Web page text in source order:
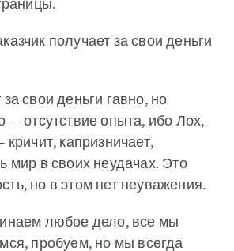
получает за свои деньги
свои деньги гавно, но
— отсутствие опыта, ибо Лох,
кричит, капризничает,
мир в своих неудачах. Это
но в этом нет неуважения.
любое дело, все мы
пробуем, но мы всегда